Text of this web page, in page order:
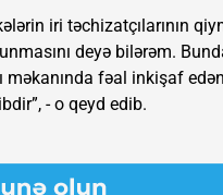
iri təchizatçılarının
deyə bilərəm.
məkanında fəal inkişaf
- o qeyd edib.